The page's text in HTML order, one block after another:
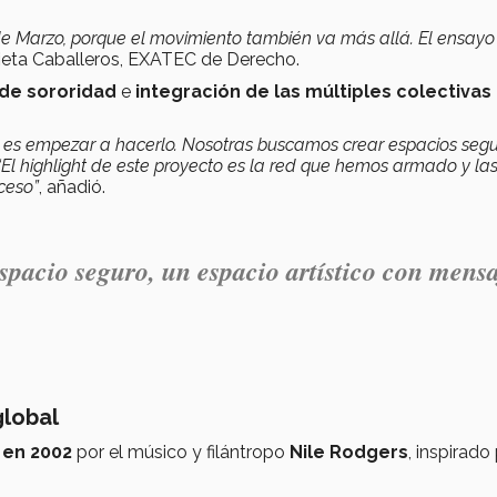
Marzo, porque el movimiento también va más allá. El ensayo
Caballeros, EXATEC de Derecho.
sororidad e integración de las múltiples colectivas
empezar a hacerlo. Nosotras buscamos crear espacios
highlight de este proyecto es la red que hemos armado y las
, añadió.
seguro, un espacio artístico con
2002 por el músico y filántropo Nile Rodgers ,